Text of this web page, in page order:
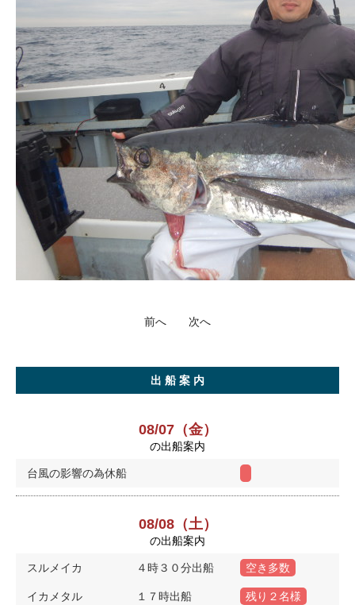
前へ 次へ
出 船 案 内
08/07（金）
の出船案内
台風の影響の為休船
08/08（土）
の出船案内
スルメイカ ４時３０分出船 空き多数
イカメタル １７時出船 残り２名様